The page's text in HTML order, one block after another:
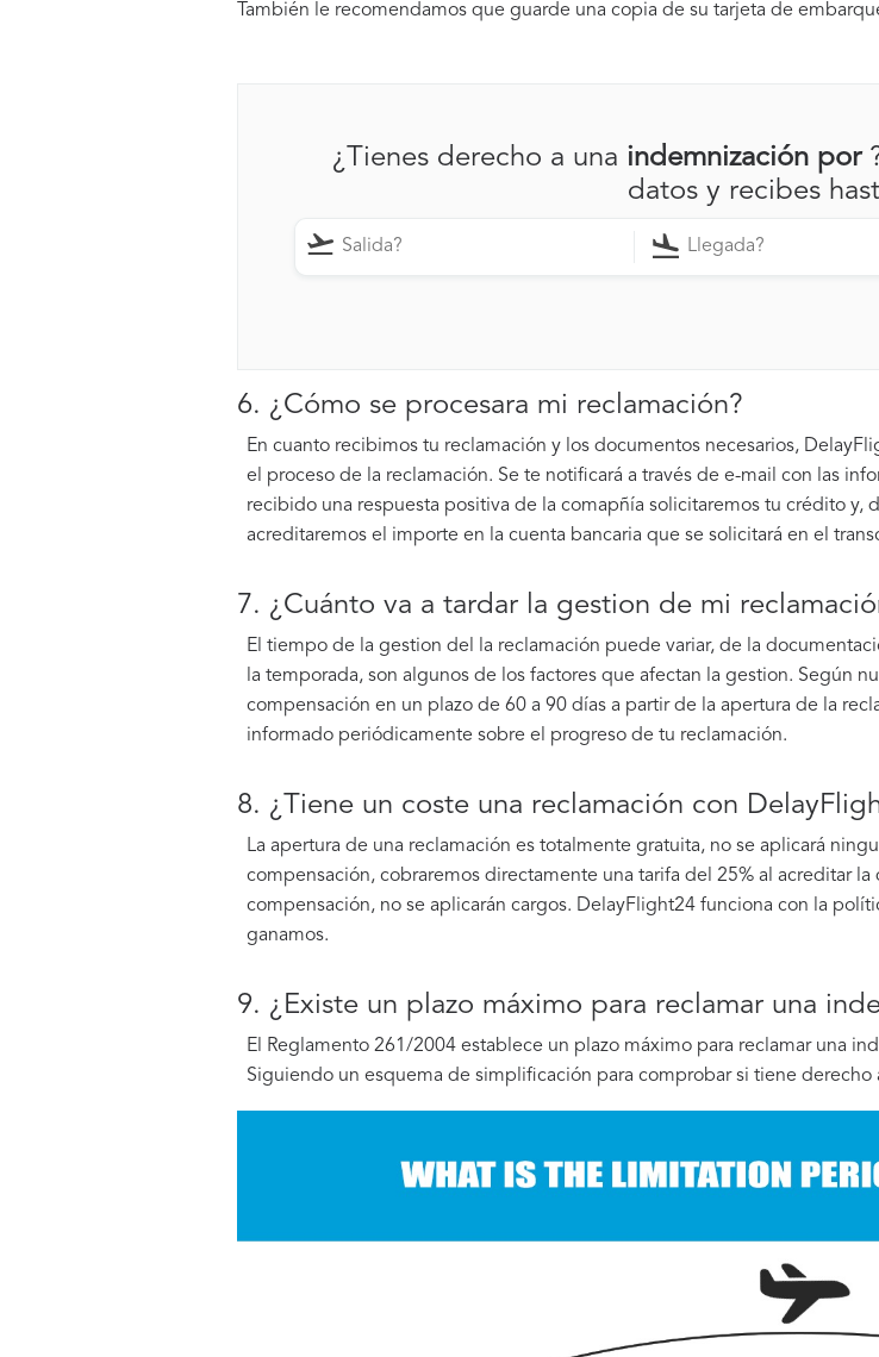
También le recomendamos que guarde una copia de su tarjeta de
¿Tienes derecho a una indemnización por
datos y recibes
6. ¿Cómo se procesara mi reclamación?
En cuanto recibimos tu reclamación y los documentos necesarios,
el proceso de la reclamación. Se te notificará a través de e-mail con las
recibido una respuesta positiva de la comapñía solicitaremos tu crédito y,
acreditaremos el importe en la cuenta bancaria que se solicitará en el
7. ¿Cuánto va a tardar la gestion de mi
El tiempo de la gestion del la reclamación puede variar, de la
la temporada, son algunos de los factores que afectan la gestion. Según
compensación en un plazo de 60 a 90 días a partir de la apertura de la
informado periódicamente sobre el progreso de tu reclamación.
8. ¿Tiene un coste una reclamación con
La apertura de una reclamación es totalmente gratuita, no se aplicará
compensación, cobraremos directamente una tarifa del 25% al acreditar
compensación, no se aplicarán cargos. DelayFlight24 funciona con la
ganamos.
9. ¿Existe un plazo máximo para reclamar una
El Reglamento 261/2004 establece un plazo máximo para reclamar una
Siguiendo un esquema de simplificación para comprobar si tiene derecho